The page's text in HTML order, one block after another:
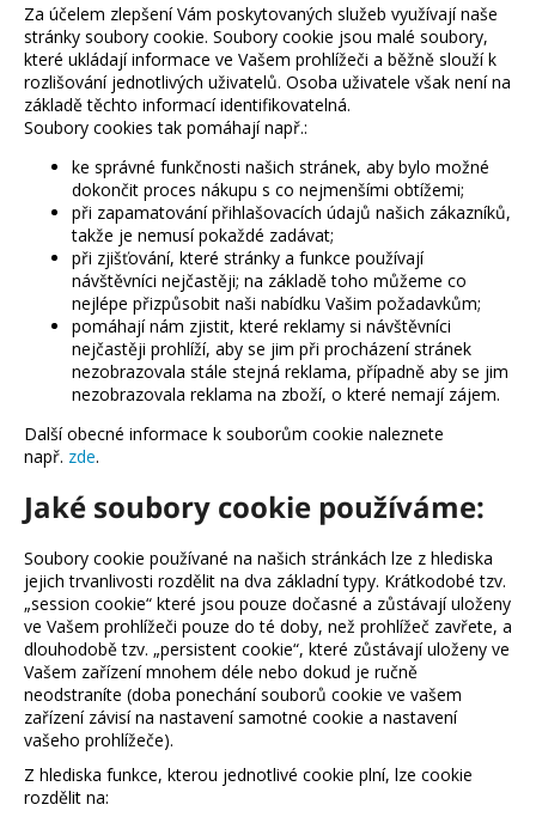
Za účelem zlepšení Vám poskytovaných služeb využívají naše
stránky soubory cookie. Soubory cookie jsou malé soubory,
které ukládají informace ve Vašem prohlížeči a běžně slouží k
rozlišování jednotlivých uživatelů. Osoba uživatele však není na
základě těchto informací identifikovatelná.
Soubory cookies tak pomáhají např.:
ke správné funkčnosti našich stránek, aby bylo možné
dokončit proces nákupu s co nejmenšími obtížemi;
při zapamatování přihlašovacích údajů našich zákazníků,
takže je nemusí pokaždé zadávat;
při zjišťování, které stránky a funkce používají
návštěvníci nejčastěji; na základě toho můžeme co
nejlépe přizpůsobit naši nabídku Vašim požadavkům;
pomáhají nám zjistit, které reklamy si návštěvníci
nejčastěji prohlíží, aby se jim při procházení stránek
nezobrazovala stále stejná reklama, případně aby se jim
nezobrazovala reklama na zboží, o které nemají zájem.
Další obecné informace k souborům cookie naleznete
např. zde.
Jaké soubory cookie používáme:
Soubory cookie používané na našich stránkách lze z hlediska
jejich trvanlivosti rozdělit na dva základní typy. Krátkodobé tzv.
„session cookie“ které jsou pouze dočasné a zůstávají uloženy
ve Vašem prohlížeči pouze do té doby, než prohlížeč zavřete, a
dlouhodobě tzv. „persistent cookie“, které zůstávají uloženy ve
Vašem zařízení mnohem déle nebo dokud je ručně
neodstraníte (doba ponechání souborů cookie ve vašem
zařízení závisí na nastavení samotné cookie a nastavení
vašeho prohlížeče).
Z hlediska funkce, kterou jednotlivé cookie plní, lze cookie
rozdělit na:
j
e
t
e
HLEDAT
o
p
o
r
u
č
u
j
e
m